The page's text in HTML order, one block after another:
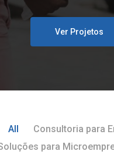
Ver Projetos
All
Consultoria para
para